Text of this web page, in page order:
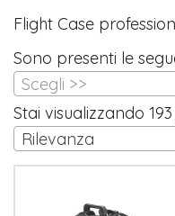
Flight Case
Sono presenti le
Scegli >>
Stai visualizzando
Rilevanza